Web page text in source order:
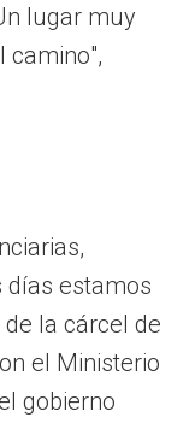
lugar muy
camino",
días estamos
la cárcel de
el Ministerio
gobierno